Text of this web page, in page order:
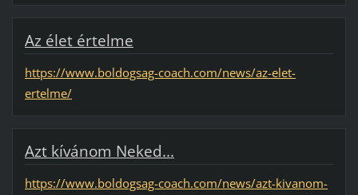
Az élet értelme
https://www.boldogsag-coach.com/news/az-elet-
ertelme/
Azt kívánom Neked...
https://www.boldogsag-coach.com/news/azt-kivanom-